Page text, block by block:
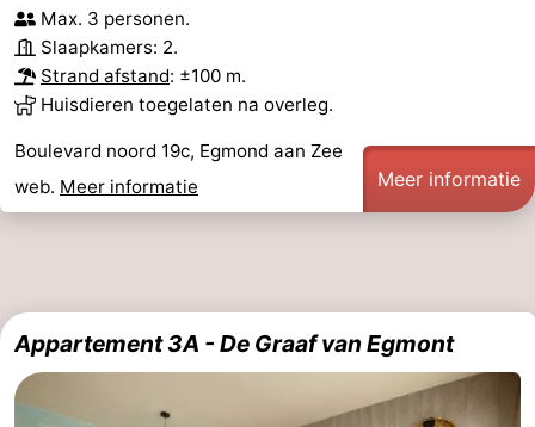
Max. 3 personen.
Slaapkamers: 2.
Strand afstand: ±100 m.
Huisdieren toegelaten na overleg.
Boulevard noord 19c, Egmond aan Zee
web. Meer informatie Meer informatie
Appartement 3A - De Graaf van Egmont